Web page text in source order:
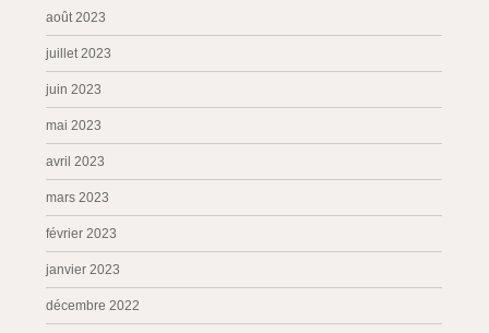
août 2023
juillet 2023
juin 2023
mai 2023
avril 2023
mars 2023
février 2023
janvier 2023
décembre 2022